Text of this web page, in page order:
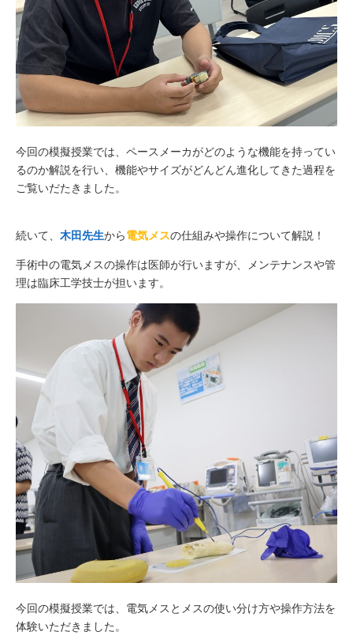
今回の模擬授業では、ペースメーカがどのような機能を持ってい
るのか解説を行い、機能やサイズがどんどん進化してきた過程を
ご覧いだたきました。
続いて、 木田先生から電気メスの仕組みや操作について解説！
手術中の電気メスの操作は医師が行いますが、メンテナンスや管
理は臨床工学技士が担います。
今回の模擬授業では、電気メスとメスの使い分け方や操作方法を
体験いただきました。